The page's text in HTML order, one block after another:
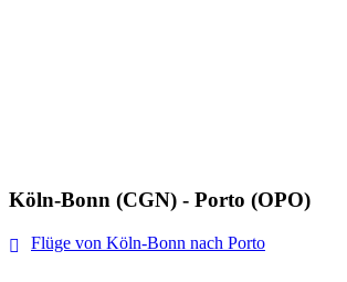
Köln-Bonn (CGN) - Porto (OPO)
Flüge von Köln-Bonn nach Porto